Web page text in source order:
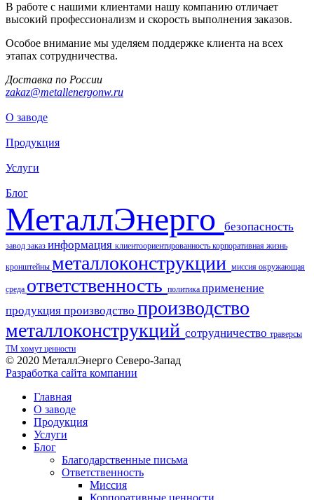
В работе с нашими клиентами нашу компанию отличает
высокий профессионализм и скорость выполнения заказов.
Особое внимание мы уделяем поддержке клиента на всех
этапах сотрудничества.
Доставка по России
zakaz@metallenergonw.ru
О заводе
Продукция
Услуги
Блог
МеталлЭнерго безопасность
завод заказ информация клиентоориентированность корпоративная жизнь
кронштейны металлоконструкции миссия окружающая
среда ответственность политика применение
продукция производство производство
металлоконструкций сотрудничество траверсы
ТМ хомут ценности
© 2020 МеталлЭнерго Северо-Запад
Разработка сайта компании
Главная
О заводе
Продукция
Услуги
Блог
Благодарственные письма
Ответственность
Миссия
Корпоративные ценности